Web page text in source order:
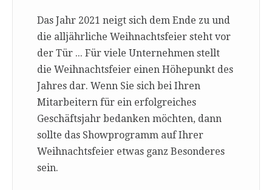
Das Jahr 2021 neigt sich dem Ende zu und
die alljährliche Weihnachtsfeier steht vor
der Tür ... Für viele Unternehmen stellt
die Weihnachtsfeier einen Höhepunkt des
Jahres dar. Wenn Sie sich bei Ihren
Mitarbeitern für ein erfolgreiches
Geschäftsjahr bedanken möchten, dann
sollte das Showprogramm auf Ihrer
Weihnachtsfeier etwas ganz Besonderes
sein.